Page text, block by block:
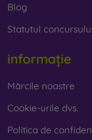
Blog
Statutul
informație
Mărcile noastre
Cookie-urile dvs.
Politica de